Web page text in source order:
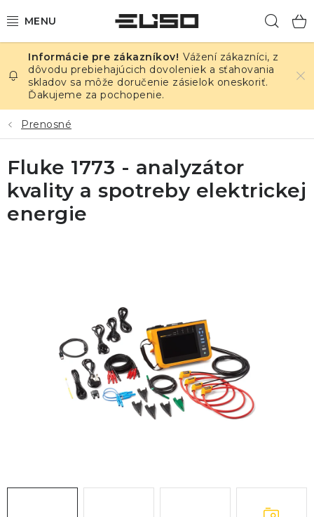
na
ELEKTRINA
TEPLOTA A VLHKOSŤ
TLAK A ÚNIKY
ZÁZNAMNÍKY
KALIBRÁCIA
Vážení zákazníci, z
dôvodu prebiehajúcich dovoleniek a sťahovania
skladov sa môže doručenie zásielok oneskoriť.
Ďakujeme za pochopenie.
Prenosné
Fluke 1773 - analyzátor
kvality a spotreby elektrickej
energie